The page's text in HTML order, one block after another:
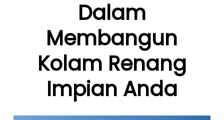
Dalam
Membangun
Kolam Renang
Impian Anda